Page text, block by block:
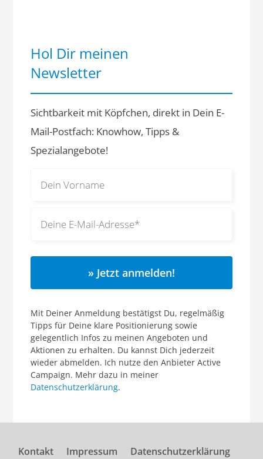
Hol Dir meinen
Newsletter
Sichtbarkeit mit Köpfchen, direkt in Dein E-
Mail-Postfach: Knowhow, Tipps &
Spezialangebote!
» Jetzt anmelden!
Mit Deiner Anmeldung bestätigst Du, regelmäßig
Tipps für Deine klare Positionierung sowie
gelegentlich Infos zu meinen Angeboten und
Aktionen zu erhalten. Du kannst Dich jederzeit
wieder abmelden. Ich nutze den Anbieter Active
Campaign. Mehr dazu in meiner
Datenschutzerklärung.
Kontakt Impressum Datenschutzerklärung